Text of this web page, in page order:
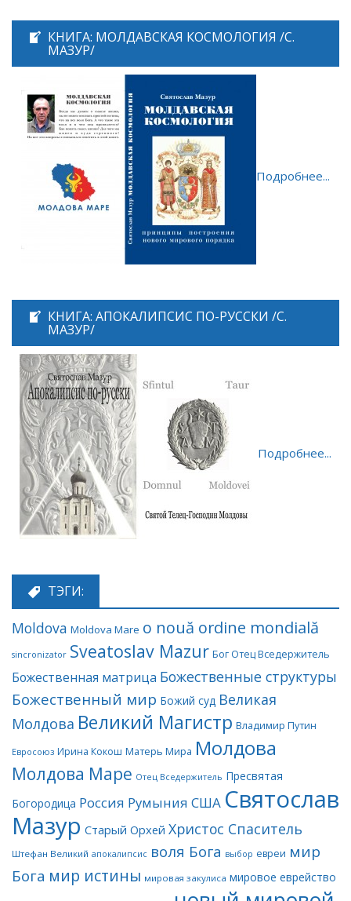
КНИГА: МОЛДАВСКАЯ КОСМОЛОГИЯ /С.
МАЗУР/
Подробнее...
КНИГА: АПОКАЛИПСИС ПО-РУССКИ /С.
МАЗУР/
Подробнее...
ТЭГИ:
Moldova Moldova Mare o nouă ordine mondială
sincronizator Sveatoslav Mazur Бог Отец Вседержитель
Божественная матрица Божественные структуры
Божественный мир Божий суд Великая
Молдова Великий Магистр Владимир Путин
Евросоюз Ирина Кокош Матерь Мира Молдова
Молдова Маре Отец Вседержитель Пресвятая
Богородица Россия Румыния США Святослав
Мазур Старый Орхей Христос Спаситель
Штефан Великий апокалипсис воля Бога выбор евреи мир
Бога мир истины мировая закулиса мировое еврейство